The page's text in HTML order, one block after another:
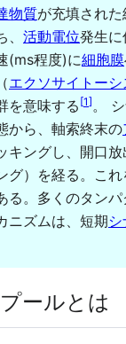
物質が充填され
活動電位発生に
(ms程度)に細胞膜
（エクソサイトーシ
を意味する [1]。
から、軸索終末の
キングし、開口
グ）を経る。こ
る。多くのタン
ニズムは、短期
ールとは